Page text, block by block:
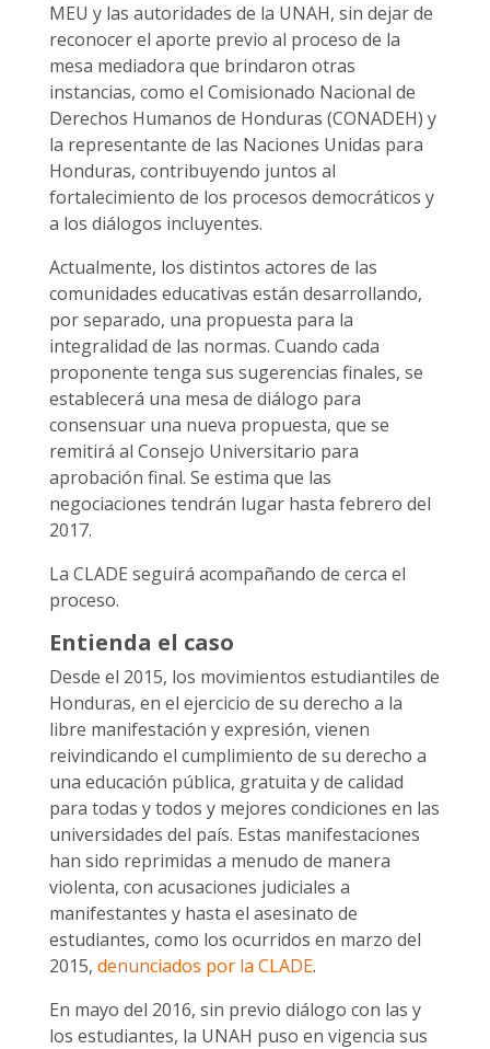
MEU y las autoridades de la UNAH, sin dejar de
reconocer el aporte previo al proceso de la
mesa mediadora que brindaron otras
instancias, como el Comisionado Nacional de
Derechos Humanos de Honduras (CONADEH) y
la representante de las Naciones Unidas para
Honduras, contribuyendo juntos al
fortalecimiento de los procesos democráticos y
a los diálogos incluyentes.
Actualmente, los distintos actores de las
comunidades educativas están desarrollando,
por separado, una propuesta para la
integralidad de las normas. Cuando cada
proponente tenga sus sugerencias finales, se
establecerá una mesa de diálogo para
consensuar una nueva propuesta, que se
remitirá al Consejo Universitario para
aprobación final. Se estima que las
negociaciones tendrán lugar hasta febrero del
2017.
La CLADE seguirá acompañando de cerca el
proceso.
Entienda el caso
Desde el 2015, los movimientos estudiantiles de
Honduras, en el ejercicio de su derecho a la
libre manifestación y expresión, vienen
reivindicando el cumplimiento de su derecho a
una educación pública, gratuita y de calidad
para todas y todos y mejores condiciones en las
universidades del país. Estas manifestaciones
han sido reprimidas a menudo de manera
violenta, con acusaciones judiciales a
manifestantes y hasta el asesinato de
estudiantes, como los ocurridos en marzo del
2015, denunciados por la CLADE.
En mayo del 2016, sin previo diálogo con las y
los estudiantes, la UNAH puso en vigencia sus